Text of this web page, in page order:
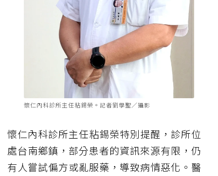
懷仁內科診所主任粘錫榮。記者劉學聖／攝影
懷仁內科診所主任粘錫榮特別提醒，診所位
處台南鄉鎮，部分患者的資訊來源有限，仍
有人嘗試偏方或亂服藥，導致病情惡化。醫